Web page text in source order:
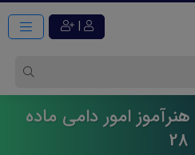
|
امور دامی ماده
28